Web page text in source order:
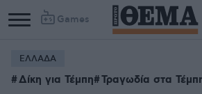
Games
ΕΛΛΑΔΑ
Δίκη για Τέμπη Τραγωδία στα